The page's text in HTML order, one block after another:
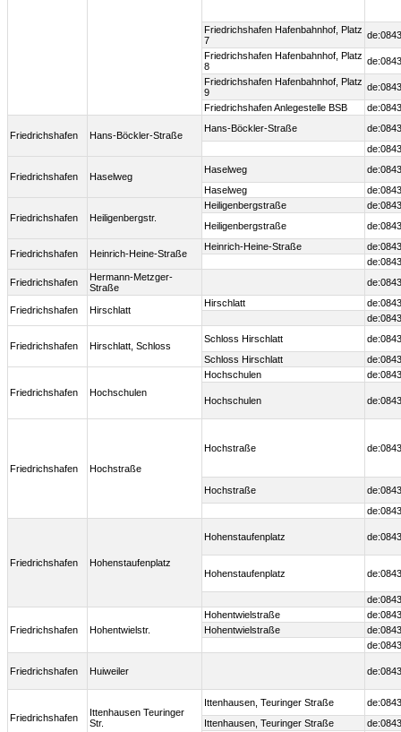
Friedrichshafen Hafenbahnhof, Platz
7
Friedrichshafen Hafenbahnhof, Platz
8
Friedrichshafen Hafenbahnhof, Platz
9
Friedrichshafen Anlegestelle BSB
Friedrichshafen Hans-Böckler-Straße
Hans-Böckler-Straße
Friedrichshafen Haselweg
Haselweg
Haselweg
Friedrichshafen Heiligenbergstr.
Heiligenbergstraße
Heiligenbergstraße
Friedrichshafen Heinrich-Heine-Straße
Heinrich-Heine-Straße
Friedrichshafen
Hermann-Metzger-
Straße
Friedrichshafen Hirschlatt
Hirschlatt
Friedrichshafen Hirschlatt, Schloss
Schloss Hirschlatt
Schloss Hirschlatt
Friedrichshafen Hochschulen
Hochschulen
Hochschulen
Friedrichshafen Hochstraße
Hochstraße
Hochstraße
Friedrichshafen Hohenstaufenplatz
Hohenstaufenplatz
Hohenstaufenplatz
Friedrichshafen Hohentwielstr.
Hohentwielstraße
Hohentwielstraße
Friedrichshafen Huiweiler
Friedrichshafen
Ittenhausen Teuringer
Str.
Ittenhausen, Teuringer Straße
Ittenhausen, Teuringer Straße